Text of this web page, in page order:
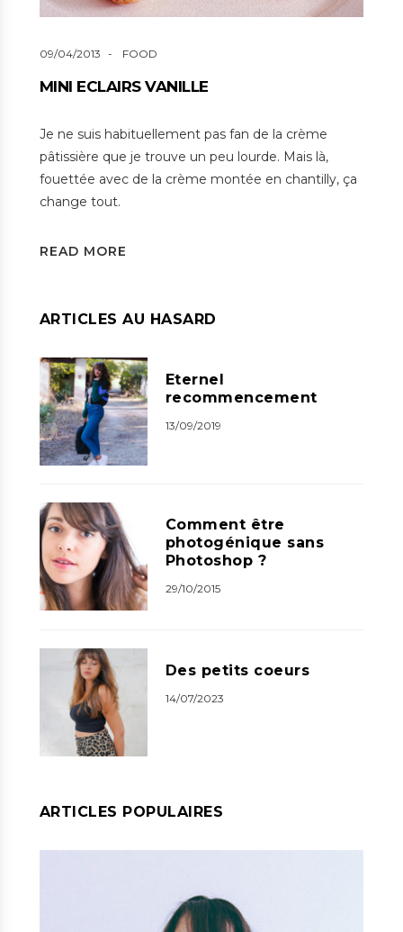
09/04/2013 FOOD
MINI ECLAIRS VANILLE
Je ne suis habituellement pas fan de la crème
pâtissière que je trouve un peu lourde. Mais là,
fouettée avec de la crème montée en chantilly, ça
change tout.
READ MORE
ARTICLES AU HASARD
Eternel
recommencement
13/09/2019
Comment être
photogénique sans
Photoshop ?
29/10/2015
Des petits coeurs
14/07/2023
ARTICLES POPULAIRES